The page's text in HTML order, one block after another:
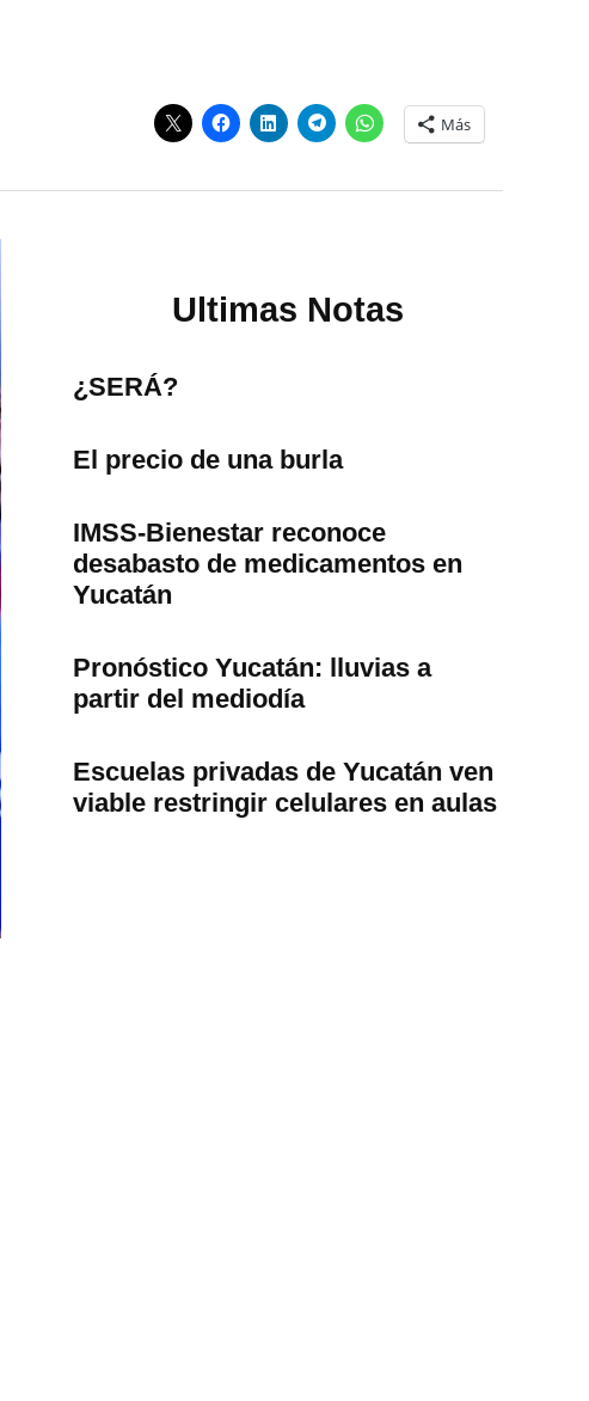
Más
Ultimas Notas
¿SERÁ?
El precio de una burla
IMSS-Bienestar reconoce
desabasto de medicamentos en
Yucatán
Pronóstico Yucatán: lluvias a
partir del mediodía
Escuelas privadas de Yucatán ven
viable restringir celulares en aulas